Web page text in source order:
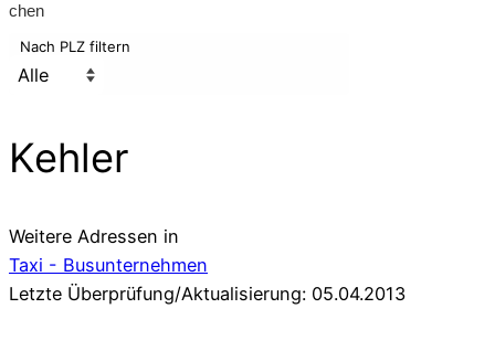
Nach PLZ filtern
Kehler
Weitere Adressen in
Taxi - Busunternehmen
Letzte Überprüfung/Aktualisierung: 05.04.2013